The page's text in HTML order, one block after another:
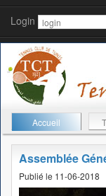
Login
Accueil
Assemblée
Publié le 11-06-2018